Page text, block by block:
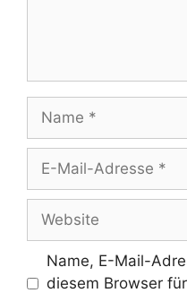
Mail-
Adresse
Name, E-Mail-
diesem Browser